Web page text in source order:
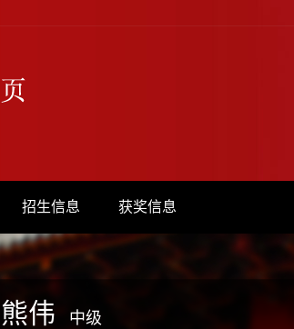
招生信息 获奖信息
熊伟 中级